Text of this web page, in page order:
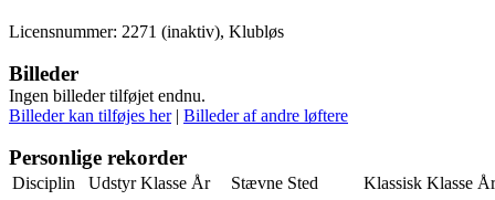
Licensnummer: 2271 (inaktiv), Klubløs
Billeder
Ingen billeder tilføjet endnu.
Billeder kan tilføjes her| Billeder af andre løftere
Personlige rekorder
Disciplin Udstyr Klasse År Stævne Sted Klassisk Klasse År